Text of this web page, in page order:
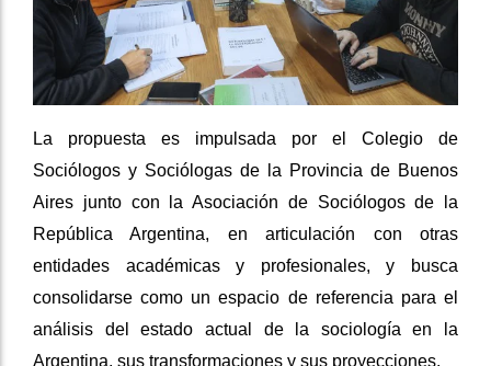
La propuesta es impulsada por el Colegio de
Sociólogos y Sociólogas de la Provincia de Buenos
Aires junto con la Asociación de Sociólogos de la
República Argentina, en articulación con otras
entidades académicas y profesionales, y busca
consolidarse como un espacio de referencia para el
análisis del estado actual de la sociología en la
Argentina, sus transformaciones y sus proyecciones.